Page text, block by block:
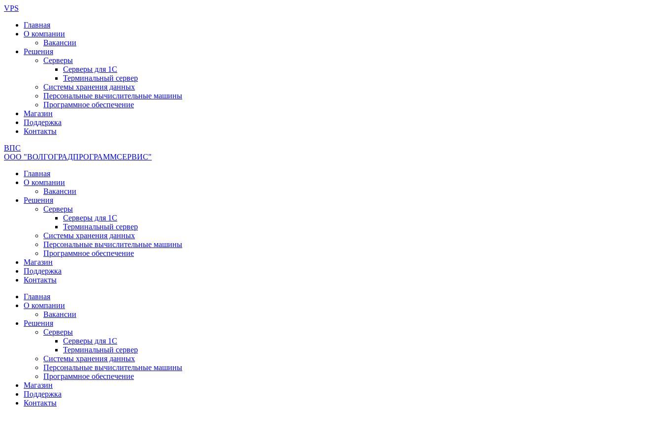
Перейти
содержимому
VPS
Главная
О компании
Вакансии
Решения
Серверы
Серверы для 1С
Терминальный сервер
Системы хранения данных
Персональные вычислительные машины
Программное обеспечение
Магазин
Поддержка
Контакты
ВПС
ООО "ВОЛГОГРАДПРОГРАММСЕРВИС"
Главная
О компании
Вакансии
Решения
Серверы
Серверы для 1С
Терминальный сервер
Системы хранения данных
Персональные вычислительные машины
Программное обеспечение
Магазин
Поддержка
Контакты
Главная
О компании
Вакансии
Решения
Серверы
Серверы для 1С
Терминальный сервер
Системы хранения данных
Персональные вычислительные машины
Программное обеспечение
Магазин
Поддержка
Контакты